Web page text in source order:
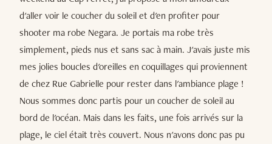
d'aller voir le coucher du soleil et d'en profiter pour
shooter ma robe Negara. Je portais ma robe très
simplement, pieds nus et sans sac à main. J'avais juste mis
mes jolies boucles d'oreilles en coquillages qui proviennent
de chez Rue Gabrielle pour rester dans l'ambiance plage !
Nous sommes donc partis pour un coucher de soleil au
bord de l'océan. Mais dans les faits, une fois arrivés sur la
plage, le ciel était très couvert. Nous n'avons donc pas pu